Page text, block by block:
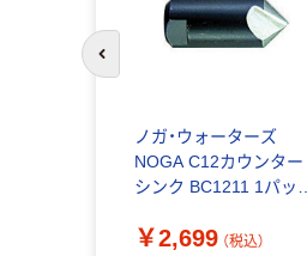
ノガ・ウォーターズ
NOGA C12カウンター
シンク BC1211 1パック
￥2,699 （税込）
前のスライドへ